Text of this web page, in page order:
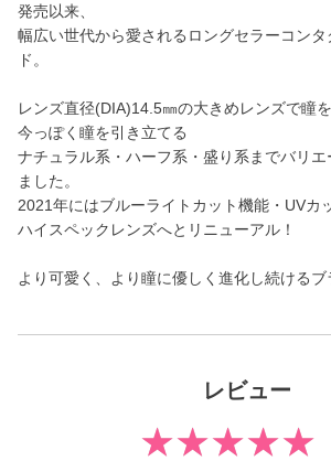
発売以来、
幅広い世代から愛されるロングセラーコン
ド。
レンズ直径(DIA)14.5㎜の大きめレンズで瞳
今っぽく瞳を引き立てる
ナチュラル系・ハーフ系・盛り系までバリエ
ました。
2021年にはブルーライトカット機能・UVカ
ハイスペックレンズへとリニューアル！
より可愛く、より瞳に優しく進化し続けるブ
レビュー